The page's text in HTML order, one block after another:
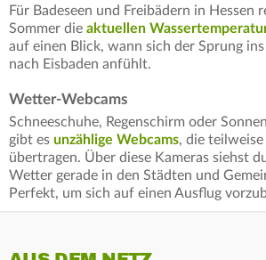
Für Badeseen und Freibädern in Hessen
Sommer die aktuellen
auf einen Blick, wann sich der Sprung
nach Eisbaden anfühlt.
Wetter-Webcams
Schneeschuhe, Regenschirm oder
gibt es unzählige Webcams, die
übertragen. Über diese Kameras siehst
Wetter gerade in den Städten und
Perfekt, um sich auf einen Ausflug